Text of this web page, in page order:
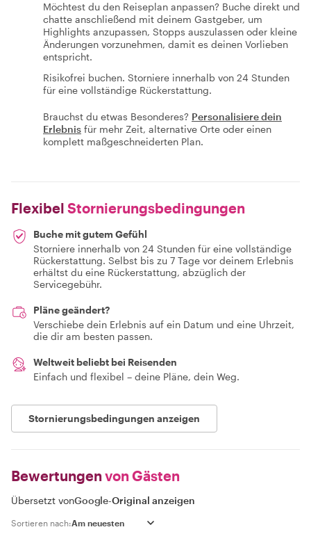
Möchtest du den Reiseplan anpassen? Buche direkt und
chatte anschließend mit deinem Gastgeber, um
Highlights anzupassen, Stopps auszulassen oder kleine
Änderungen vorzunehmen, damit es deinen Vorlieben
entspricht.
Risikofrei buchen. Storniere innerhalb von 24 Stunden
für eine vollständige Rückerstattung.
Brauchst du etwas Besonderes? Personalisiere dein
Erlebnis für mehr Zeit, alternative Orte oder einen
komplett maßgeschneiderten Plan.
Flexibel Stornierungsbedingungen
Buche mit gutem Gefühl
Storniere innerhalb von 24 Stunden für eine vollständige
Rückerstattung. Selbst bis zu 7 Tage vor deinem Erlebnis
erhältst du eine Rückerstattung, abzüglich der
Servicegebühr.
Pläne geändert?
Verschiebe dein Erlebnis auf ein Datum und eine Uhrzeit,
die dir am besten passen.
Weltweit beliebt bei Reisenden
Einfach und flexibel – deine Pläne, dein Weg.
Stornierungsbedingungen anzeigen
Bewertungen von Gästen
Übersetzt vonGoogle-Original anzeigen
Sortieren nach: